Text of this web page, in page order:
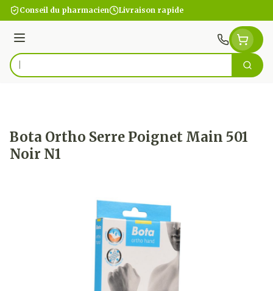
Aller au contenu
Conseil du pharmacien Livraison rapide
Menu
Rechercher
Bota Ortho Serre Poignet Main 501
Noir N1